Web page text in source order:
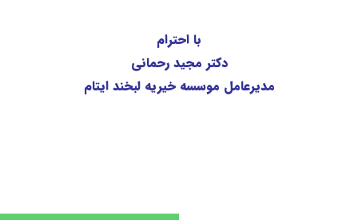
با احترام
دکتر مجید رحمانی
مدیرعامل موسسه خیریه لبخند ایتام